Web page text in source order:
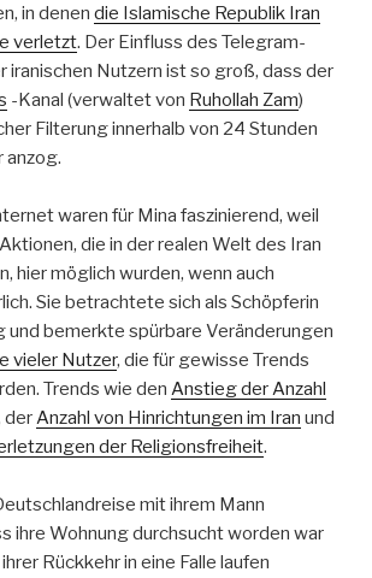
in denen die Islamische Republik Iran
verletzt. Der Einfluss des Telegram-
iranischen Nutzern ist so groß, dass der
-Kanal (verwaltet von Ruhollah Zam)
Filterung innerhalb von 24 Stunden
waren für Mina faszinierend, weil
die in der realen Welt des Iran
hier möglich wurden, wenn auch
Sie betrachtete sich als Schöpferin
und bemerkte spürbare Veränderungen
vieler Nutzer, die für gewisse Trends
Trends wie den Anstieg der Anzahl
derAnzahl von Hinrichtungen im Iran und
der Religionsfreiheit.
mit ihrem Mann
ihre Wohnung durchsucht worden war
Rückkehr in eine Falle laufen